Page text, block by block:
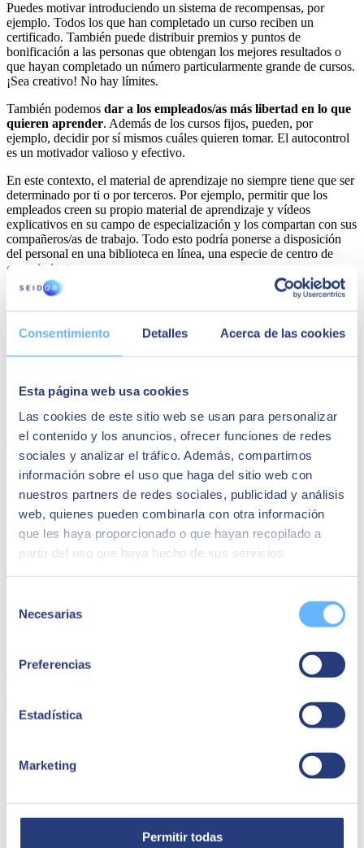
Consentimiento Detalles Acerca de las cookies
Esta página web usa cookies
Las cookies de este sitio web se usan para personalizar
el contenido y los anuncios, ofrecer funciones de redes
sociales y analizar el tráfico. Además, compartimos
información sobre el uso que haga del sitio web con
nuestros partners de redes sociales, publicidad y análisis
web, quienes pueden combinarla con otra información
que les haya proporcionado o que hayan recopilado a
partir del uso que haya hecho de sus servicios.
Necesarias
Preferencias
Estadística
Marketing
Permitir todas
Puedes motivar introduciendo un sistema de recompensas, por
ejemplo. Todos los que han completado un curso reciben un
certificado. También puede distribuir premios y puntos de
bonificación a las personas que obtengan los mejores resultados o
que hayan completado un número particularmente grande de cursos.
¡Sea creativo! No hay límites.
También podemos dar a los empleados/as más libertad en lo que
quieren aprender. Además de los cursos fijos, pueden, por
ejemplo, decidir por sí mismos cuáles quieren tomar. El autocontrol
es un motivador valioso y efectivo.
En este contexto, el material de aprendizaje no siempre tiene que ser
determinado por ti o por terceros. Por ejemplo, permitir que los
empleados creen su propio material de aprendizaje y vídeos
explicativos en su campo de especialización y los compartan con sus
compañeros/as de trabajo. Todo esto podría ponerse a disposición
del personal en una biblioteca en línea, una especie de centro de
conocimiento.
6. Crear aceptación
Varios factores influyen en la aceptación que se puede crear cuando
Para muchas personas, la mayor ventaja del aprendizaje digital es
que son independientes del tiempo y el lugar. Sin embargo, este
aspecto trae consigo inmediatamente una desventaja: La falta de
contacto con personas y profesores/as de ideas afines.
Ejemplos de medidas:
Establecer grupos de aprendizaje digital en los que los
participantes en los cursos pueden intercambiarse y apoyarse
mutuamente
Animar a los profesores/as a participar en la conversación y a
Algunos empleados/as aportan más conocimientos previos que
otros, ya sea por su formación o por su trabajo. Por supuesto,les
digitales, por ejemplo, serán capaces de manejar el nuevo sistema
mucho más rápido.
menos experimentadas puedan ponerse al día rápidamente. El diseño
intuitivo de la plataforma de aprendizaje y el suministro de
centra claramente en la facilidad de uso, que puede optimizarse
mediante los siguientes puntos.